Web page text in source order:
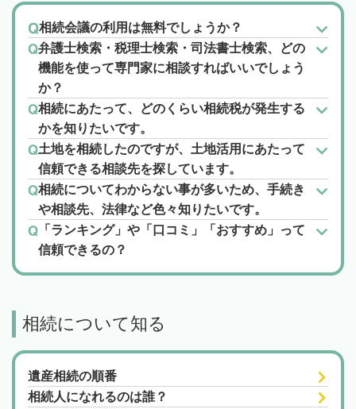
相続会議の利用は無料でしょうか？
弁護士検索・税理士検索・司法書士検索、どの
機能を使って専門家に相談すればいいでしょう
か？
相続にあたって、どのくらい相続税が発生する
かを知りたいです。
土地を相続したのですが、土地活用にあたって
信頼できる相談先を探しています。
相続についてわからない事が多いため、手続き
や相談先、法律など色々知りたいです。
「ランキング」や「口コミ」「おすすめ」って
信頼できるの？
相続について知る
遺産相続の順番
相続人になれるのは誰？